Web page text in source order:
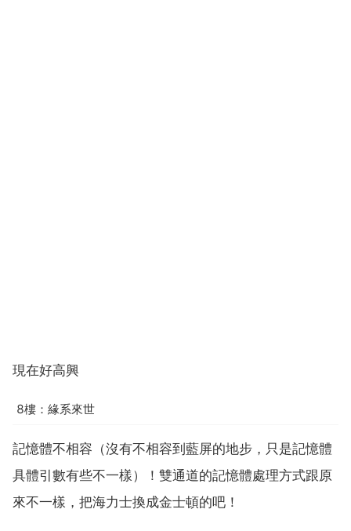
現在好高興
8樓：緣系來世
記憶體不相容（沒有不相容到藍屏的地步，只是記憶體
具體引數有些不一樣）！雙通道的記憶體處理方式跟原
來不一樣，把海力士換成金士頓的吧！